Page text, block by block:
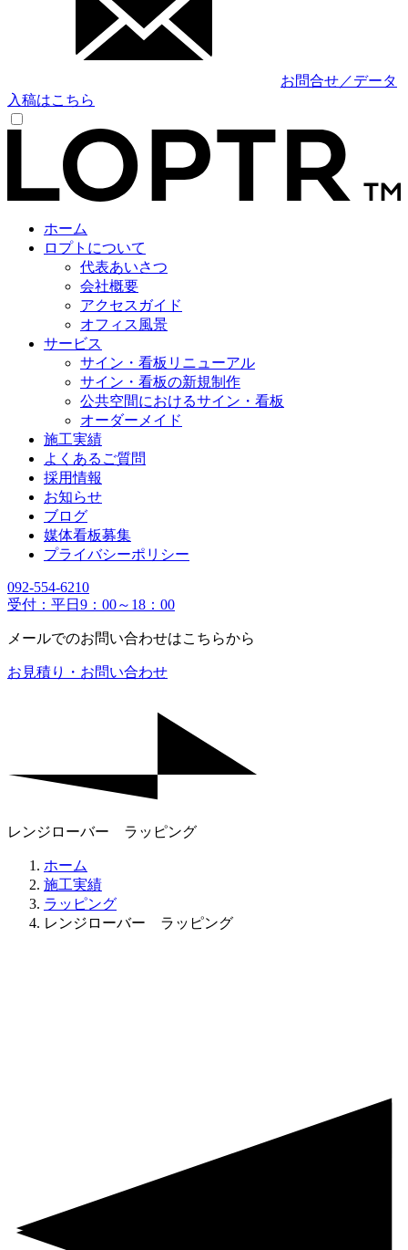
お問合せ／データ
入稿はこちら
ホーム
ロプトについて
代表あいさつ
会社概要
アクセスガイド
オフィス風景
サービス
サイン・看板リニューアル
サイン・看板の新規制作
公共空間におけるサイン・看板
オーダーメイド
施工実績
よくあるご質問
採用情報
お知らせ
ブログ
媒体看板募集
プライバシーポリシー
092-554-6210
受付：平日9：00～18：00
メールでのお問い合わせはこちらから
お見積り・お問い合わせ
レンジローバー ラッピング
ホーム
施工実績
ラッピング
レンジローバー ラッピング